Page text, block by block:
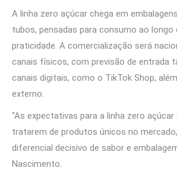
A linha zero açúcar chega em
tubos, pensadas para consumo ao longo
praticidade. A comercialização será
canais físicos, com previsão de entrada
canais digitais, como o TikTok Shop,
externo.
“As expectativas para a linha zero
tratarem de produtos únicos no
diferencial decisivo de sabor e
Nascimento.